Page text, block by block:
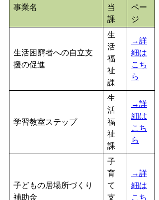
事業名
当
課
ペー
ジ
生活困窮者への自立支
援の促進
生
活
福
祉
課
→詳
細は
こち
ら
学習教室ステップ
生
活
福
祉
課
→詳
細は
こち
ら
子どもの居場所づくり
補助金
子
育
て
支
→詳
細は
こち